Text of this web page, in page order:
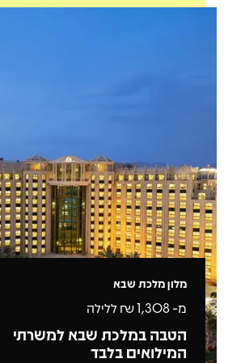
מלון מלכת שבא
מ-1,308₪ ללילה
הטבה במלכת שבא למשרתי
המילואים בלבד